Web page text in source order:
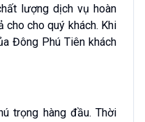
lượng dịch vụ hoàn
cho cho quý khách. Khi
Đông Phú Tiên khách
trọng hàng đầu. Thời